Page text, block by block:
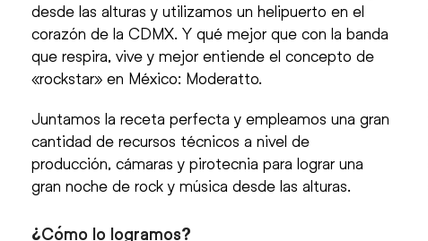
desde las alturas y utilizamos un helipuerto en el
corazón de la CDMX. Y qué mejor que con la banda
que respira, vive y mejor entiende el concepto de
«rockstar» en México: Moderatto.
Juntamos la receta perfecta y empleamos una gran
cantidad de recursos técnicos a nivel de
producción, cámaras y pirotecnia para lograr una
gran noche de rock y música desde las alturas.
¿Cómo lo logramos?